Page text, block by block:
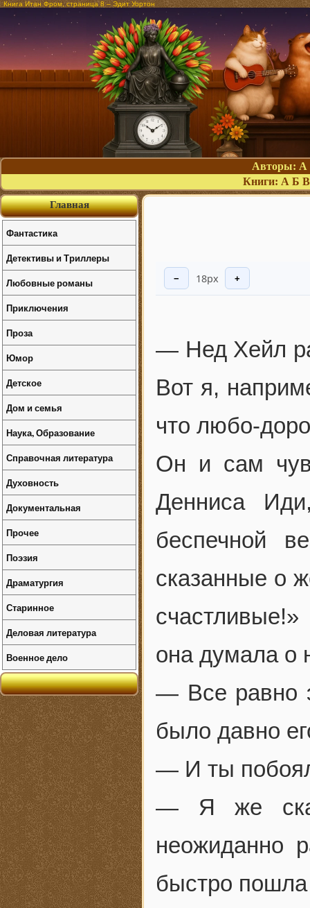
Книга Итан Фром, страница 8 – Эдит Уортон
Авторы: А
Книги: А Б В
− 18px +
— Нед Хейл
Вот я,
что любо-
Он и сам
Денниса
беспечной
сказанные о
она думала о
— Все равно
было давно
— И ты
— Я же
неожиданно
быстро
Главная
Фантастика
Детективы и Триллеры
Любовные романы
Приключения
Проза
Юмор
Детское
Дом и семья
Наука, Образование
Справочная литература
Духовность
Документальная
Прочее
Поэзия
Драматургия
Старинное
Деловая литература
Военное дело